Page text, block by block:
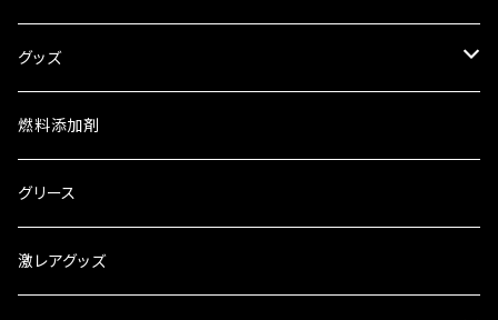
HPS スタンダードオイル
XPR レーシングオイル
トライボダイン
中国興業
オリジナルオイル
パワークラスターオイル
SOD-1
WAGNER
ロイヤルパープル
エアコン
グッズ
車検証入れ
お茶
御守り
燃料添加剤
グリース
激レアグッズ